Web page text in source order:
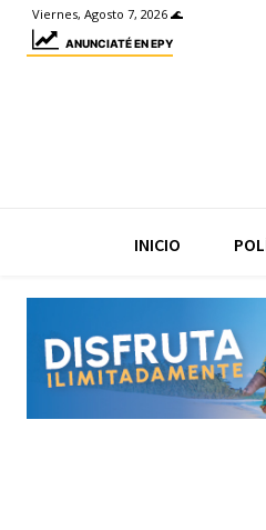
Viernes, Agosto 7, 2026 🌊
ANUNCIATÉ EN EPY
INICIO